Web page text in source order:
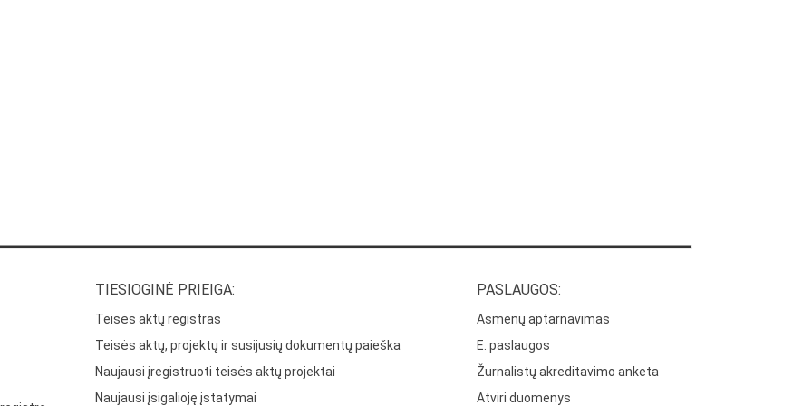
TIESIOGINĖ PRIEIGA:
Teisės aktų registras
Teisės aktų, projektų ir susijusių dokumentų paieška
Naujausi įregistruoti teisės aktų projektai
Naujausi įsigalioję įstatymai
PASLAUGOS:
Asmenų aptarnavimas
E. paslaugos
Žurnalistų akreditavimo anketa
Atviri duomenys